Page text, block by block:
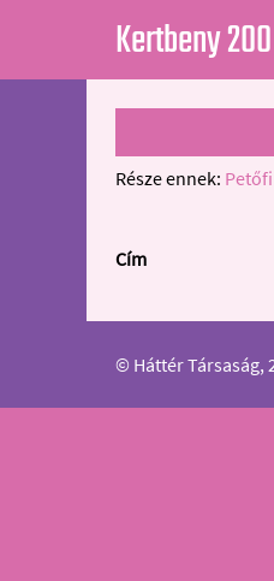
Kertbeny 200
Része ennek:
Cím
© Háttér Társaság,